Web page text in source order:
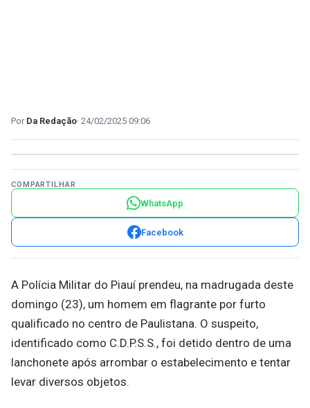
Da Redação 24/02/2025 09:06
COMPARTILHAR
WhatsApp
Facebook
A Polícia Militar do Piauí prendeu, na madrugada deste
domingo (23), um homem em flagrante por furto
qualificado no centro de Paulistana. O suspeito,
identificado como C.D.P.S.S., foi detido dentro de uma
lanchonete após arrombar o estabelecimento e tentar
levar diversos objetos.